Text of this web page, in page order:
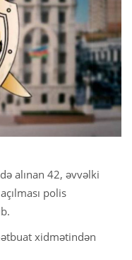
alınan 42, əvvəlki
polis
xidmətindən